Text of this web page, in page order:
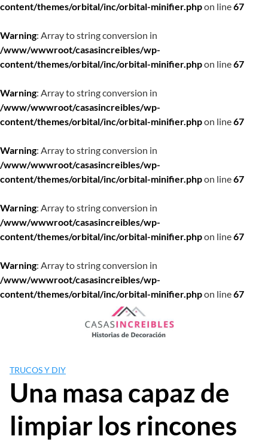
content/themes/orbital/inc/orbital-minifier.phpon line67
Warning: Array to string conversion in
/www/wwwroot/casasincreibles/wp-
content/themes/orbital/inc/orbital-minifier.phpon line67
Warning: Array to string conversion in
/www/wwwroot/casasincreibles/wp-
content/themes/orbital/inc/orbital-minifier.phpon line67
Warning: Array to string conversion in
/www/wwwroot/casasincreibles/wp-
content/themes/orbital/inc/orbital-minifier.phpon line67
Warning: Array to string conversion in
/www/wwwroot/casasincreibles/wp-
content/themes/orbital/inc/orbital-minifier.phpon line67
Warning: Array to string conversion in
/www/wwwroot/casasincreibles/wp-
content/themes/orbital/inc/orbital-minifier.phpon line67
TRUCOS Y DIY
Una masa capaz de
limpiar los rincones